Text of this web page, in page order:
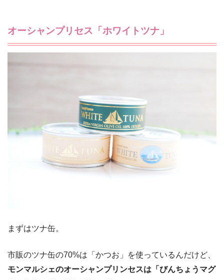
オーシャンプリセス「ホワイトツナ」
まずはツナ缶。
市販のツナ缶の70%は「かつお」を使っているんだけど、
モンマルシェのオーシャンプリンセスは「びんちょうマグ